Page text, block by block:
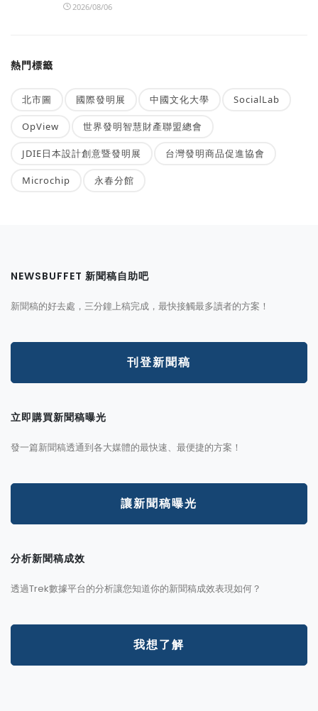
2026/08/06
熱門標籤
北市圖 國際發明展 中國文化大學 SocialLab
OpView 世界發明智慧財產聯盟總會
JDIE日本設計創意暨發明展 台灣發明商品促進協會
Microchip 永春分館
NEWSBUFFET 新聞稿自助吧
新聞稿的好去處，三分鐘上稿完成，最快接觸最多讀者的方案！
刊登新聞稿
立即購買新聞稿曝光
發一篇新聞稿透通到各大媒體的最快速、最便捷的方案！
讓新聞稿曝光
分析新聞稿成效
透過Trek數據平台的分析讓您知道你的新聞稿成效表現如何？
我想了解